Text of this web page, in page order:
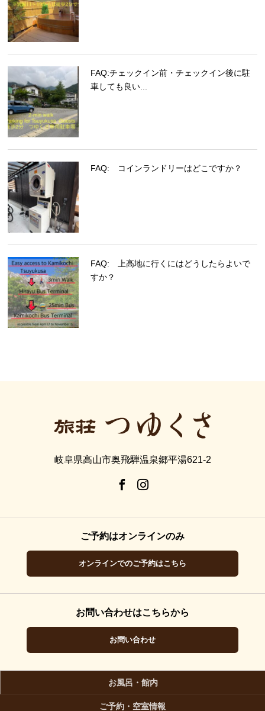
FAQ:チェックイン前・チェックイン後に駐
車しても良い...
FAQ: コインランドリーはどこですか？
FAQ: 上高地に行くにはどうしたらよいで
すか？
岐阜県高山市奥飛騨温泉郷平湯621-2
ご予約はオンラインのみ
オンラインでのご予約はこちら
お問い合わせはこちらから
お問い合わせ
お風呂・館内
ご予約・空室情報